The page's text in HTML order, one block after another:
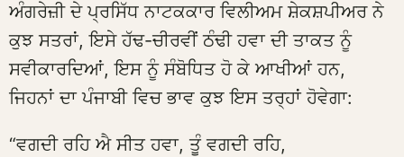
ਅੰਗਰੇਜ਼ੀ ਦੇ ਪ੍ਰਸਿੱਧ ਨਾਟਕਕਾਰ ਵਿਲੀਅਮ ਸ਼ੇਕਸ਼ਪੀਅਰ ਨੇ
ਕੁਝ ਸਤਰਾਂ, ਇਸੇ ਹੱਢ-ਚੀਰਵੀਂ ਠੰਢੀ ਹਵਾ ਦੀ ਤਾਕਤ ਨੂੰ
ਸਵੀਕਾਰਦਿਆਂ, ਇਸ ਨੂੰ ਸੰਬੋਧਿਤ ਹੋ ਕੇ ਆਖੀਆਂ ਹਨ,
ਜਿਹਨਾਂ ਦਾ ਪੰਜਾਬੀ ਵਿਚ ਭਾਵ ਕੁਝ ਇਸ ਤਰ੍ਹਾਂ ਹੋਵੇਗਾ:
“ਵਗਦੀ ਰਹਿ ਐ ਸੀਤ ਹਵਾ, ਤੂੰ ਵਗਦੀ ਰਹਿ,